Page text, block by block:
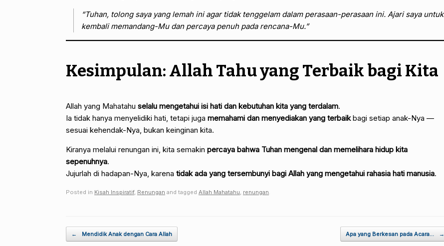
“Tuhan, tolong saya yang lemah ini agar tidak tenggelam dalam perasaan-perasaan ini. Ajari saya untuk
kembali memandang-Mu dan percaya penuh pada rencana-Mu.”
Kesimpulan: Allah Tahu yang Terbaik bagi Kita
Allah yang Mahatahu selalu mengetahui isi hati dan kebutuhan kita yang terdalam.
Ia tidak hanya menyelidiki hati, tetapi juga memahami dan menyediakan yang terbaikbagi setiap anak-Nya —
sesuai kehendak-Nya, bukan keinginan kita.
Kiranya melalui renungan ini, kita semakin percaya bahwa Tuhan mengenal dan memelihara hidup kita
sepenuhnya.
Jujurlah di hadapan-Nya, karena tidak ada yang tersembunyi bagi Allah yang mengetahui rahasia hati manusia.
Posted in Kisah Inspiratif, Renungan and tagged Allah Mahatahu renungan
Post navigation
← Mendidik Anak dengan Cara Allah Apa yang Berkesan pada Acara… →